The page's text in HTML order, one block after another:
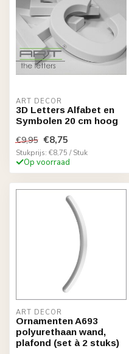
ART DÉCOR
3D Letters Alfabet en
Symbolen 20 cm hoog
€9,95 €8,75
Stukprijs: €8,75 / Stuk
Op voorraad
ART DÉCOR
Ornamenten A693
polyurethaan wand,
plafond (set à 2 stuks)